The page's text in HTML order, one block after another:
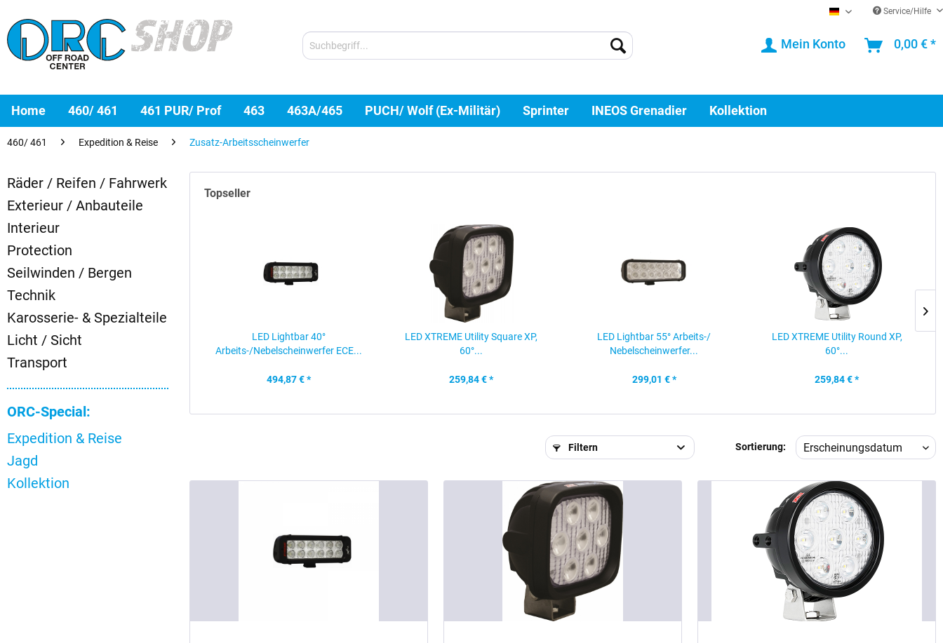
DE Service/Hilfe
Mein Konto 0,00 € *
Home 460/ 461 461 PUR/ Prof 463 463A/465 PUCH/ Wolf (Ex-Militär) Sprinter INEOS Grenadier Kollektion
460/ 461 Expedition & Reise Zusatz-Arbeitsscheinwerfer
Räder / Reifen / Fahrwerk
Exterieur / Anbauteile
Interieur
Protection
Seilwinden / Bergen
Technik
Karosserie- & Spezialteile
Licht / Sicht
Transport
ORC-Special:
Expedition & Reise
Jagd
Kollektion
Topseller
LED Lightbar 40°
Arbeits-/Nebelscheinwerfer ECE...
494,87 € *
LED XTREME Utility Square XP,
60°...
259,84 € *
LED Lightbar 55° Arbeits-/
Nebelscheinwerfer...
299,01 € *
LED XTREME Utility Round XP,
60°...
259,84 € *
Filtern Sortierung: